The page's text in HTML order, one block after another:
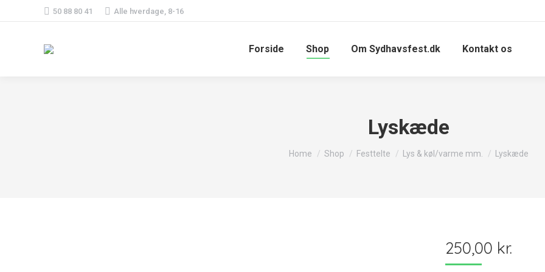
50 88 80 41 Alle hverdage, 8-16
Forside Shop Om Sydhavsfest.dk Kontakt os
Lyskæde
You are here:
Home Shop Festtelte Lys & køl/varme mm. Lyskæde
250,00 kr.